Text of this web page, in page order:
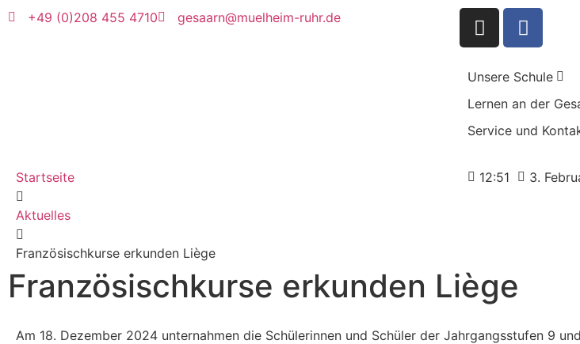
+49 (0)208 455 4710 gesaarn@muelheim-ruhr.de
Unsere Schule
Lernen an der
Service und
Startseite
Aktuelles
Französischkurse erkunden Liège
12:51 3.
Französischkurse erkunden Liège
Am 18. Dezember 2024 unternahmen die Schülerinnen und Schüler der Jahrgangsstufen 9